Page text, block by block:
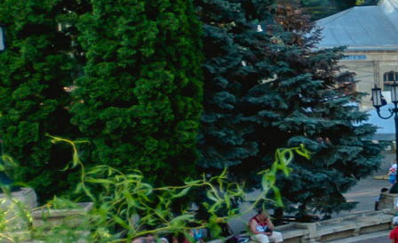
КОНТАКТЫ
ЕДИНОЙ СЛУЖБЫ БРОНИРОВАНИЯ: